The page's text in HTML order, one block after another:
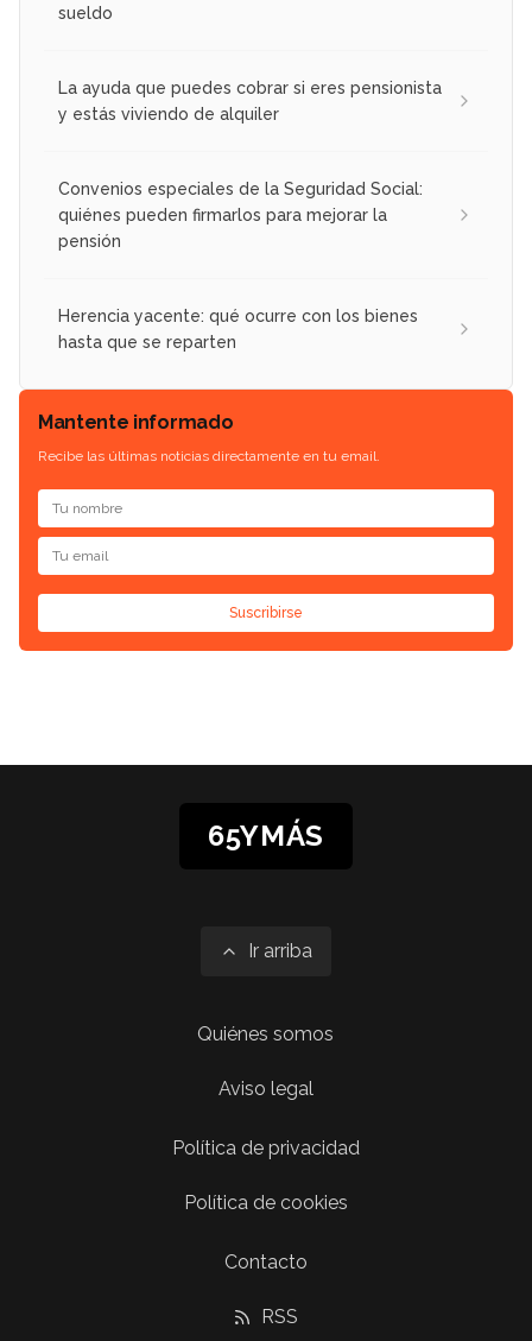
sueldo
La ayuda que puedes cobrar si eres pensionista
y estás viviendo de alquiler
Convenios especiales de la Seguridad Social:
quiénes pueden firmarlos para mejorar la
pensión
Herencia yacente: qué ocurre con los bienes
hasta que se reparten
Mantente informado
Recibe las últimas noticias directamente en tu email.
Suscribirse
65YMÁS
Ir arriba
Quiénes somos
Aviso legal
Política de privacidad
Política de cookies
Contacto
RSS